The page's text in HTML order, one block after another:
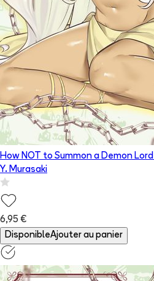
How NOT to Summon a Demon Lord
Y. Murasaki
6,95 €
DisponibleAjouter au panier